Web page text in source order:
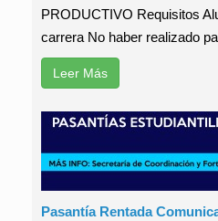
PRODUCTIVO Requisitos
carrera No haber realizado
Leer Más
Pasantía Rentada